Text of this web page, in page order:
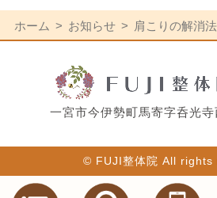
ホーム お知らせ 肩こりの解消法
一宮市今伊勢町馬寄字呑光寺
© FUJI整体院 All rights